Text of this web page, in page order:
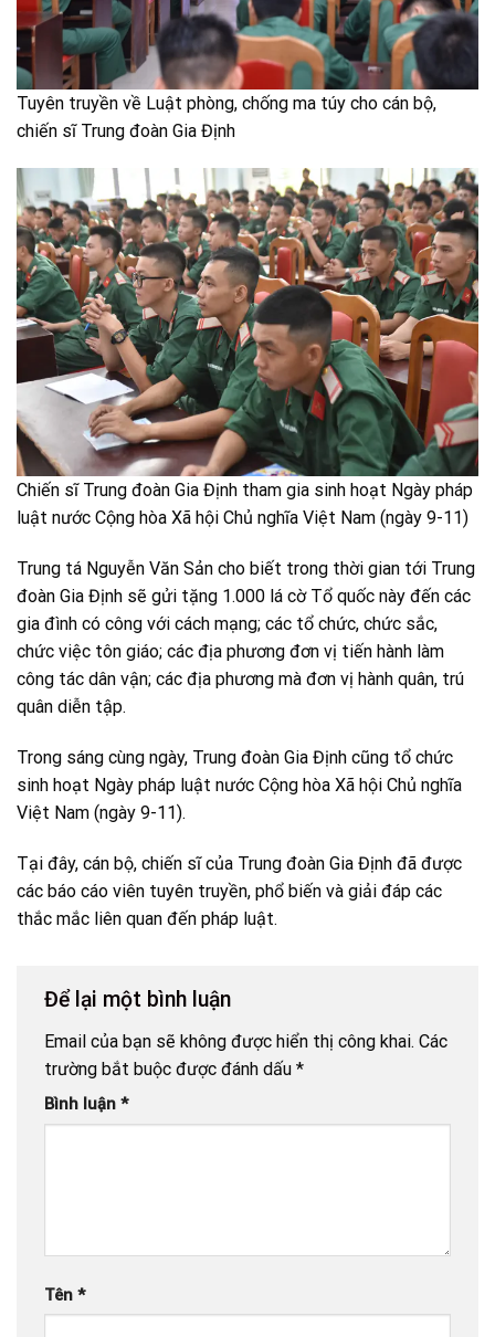
Tuyên truyền về Luật phòng, chống ma túy cho cán bộ,
chiến sĩ Trung đoàn Gia Định
Chiến sĩ Trung đoàn Gia Định tham gia sinh hoạt Ngày pháp
luật nước Cộng hòa Xã hội Chủ nghĩa Việt Nam (ngày 9-11)
Trung tá Nguyễn Văn Sản cho biết trong thời gian tới Trung
đoàn Gia Định sẽ gửi tặng 1.000 lá cờ Tổ quốc này đến các
gia đình có công với cách mạng; các tổ chức, chức sắc,
chức việc tôn giáo; các địa phương đơn vị tiến hành làm
công tác dân vận; các địa phương mà đơn vị hành quân, trú
quân diễn tập.
Trong sáng cùng ngày, Trung đoàn Gia Định cũng tổ chức
sinh hoạt Ngày pháp luật nước Cộng hòa Xã hội Chủ nghĩa
Việt Nam (ngày 9-11).
Tại đây, cán bộ, chiến sĩ của Trung đoàn Gia Định đã được
các báo cáo viên tuyên truyền, phổ biến và giải đáp các
thắc mắc liên quan đến pháp luật.
Để lại một bình luận
Email của bạn sẽ không được hiển thị công khai. Các
trường bắt buộc được đánh dấu *
Bình luận *
Tên *